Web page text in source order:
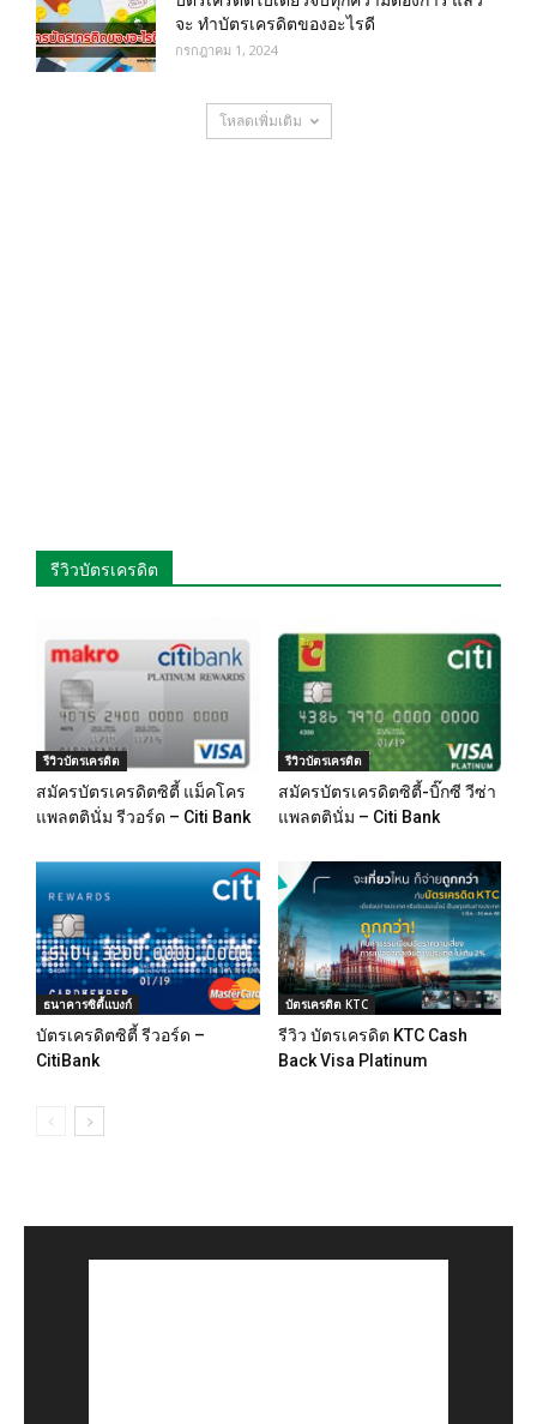
จะ ทำบัตรเครดิตของอะไรดี
กรกฎาคม 1, 2024
โหลดเพิ่มเติม
รีวิวบัตรเครดิต
รีวิวบัตรเครดิต
สมัครบัตรเครดิตซิตี้ แม็คโคร
แพลตตินั่ม รีวอร์ด – Citi Bank
รีวิวบัตรเครดิต
สมัครบัตรเครดิตซิตี้-บิ๊กซี วีซ่า
แพลตตินั่ม – Citi Bank
ธนาคารซิตี้แบงก์
บัตรเครดิตซิตี้ รีวอร์ด –
CitiBank
บัตรเครดิต KTC
รีวิว บัตรเครดิต KTC Cash
Back Visa Platinum